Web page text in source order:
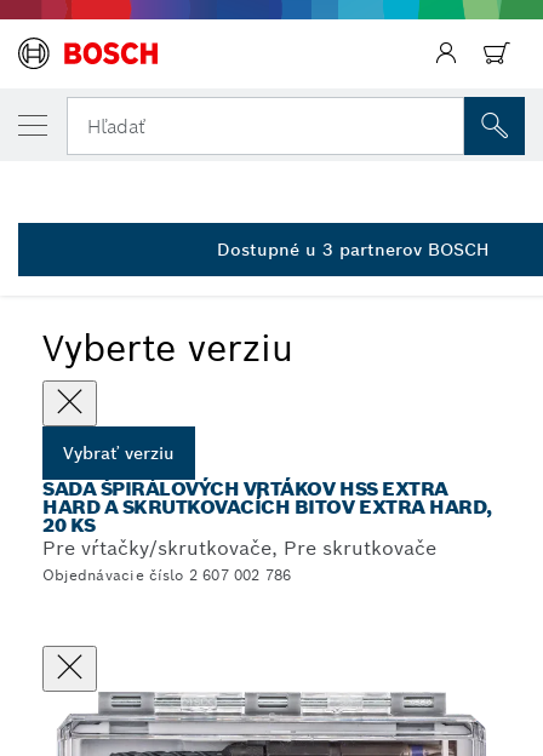
Hľadať
Vyberte verziu
Vybrať verziu
SADA ŠPIRÁLOVÝCH VRTÁKOV HSS EXTRA
HARD A SKRUTKOVACÍCH BITOV EXTRA HARD,
20 KS
Pre vŕtačky/skrutkovače, Pre skrutkovače
Objednávacie číslo 2 607 002 786
VYBRANÁ VERZIA
20-diel. sada skrutkovacích hrotov
2 607 002 786
Dostupné u 3 partnerov BOSCH